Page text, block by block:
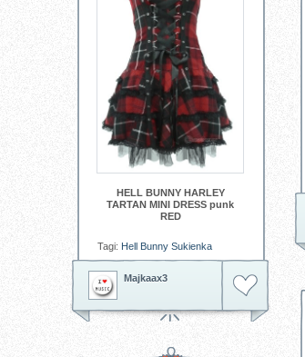
HELL BUNNY HARLEY
TARTAN MINI DRESS punk
RED
Tagi: Hell Bunny Sukienka
Majkaax3